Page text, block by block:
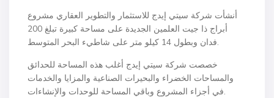
أنشأت شركة سيتي إيدج للاستثمار والتطوير العقاري مشروع
أبراج ذا جيت العلمين الجديدة على مساحة كبيرة تبلغ 200
فدان وبطول 14 كيلو متر على شاطيء البحر المتوسط.
خصصت شركة سيتي إيدج أغلب هذه المساحة للحدائق
والمساحات الخضراء والبحيرات الصناعية والمزايا والخدمات
في أجزاء المشروع وباقي المساحة للوحدات والإنشاءات.